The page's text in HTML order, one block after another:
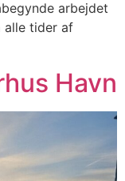
arbejdet
alle tider af
Havn